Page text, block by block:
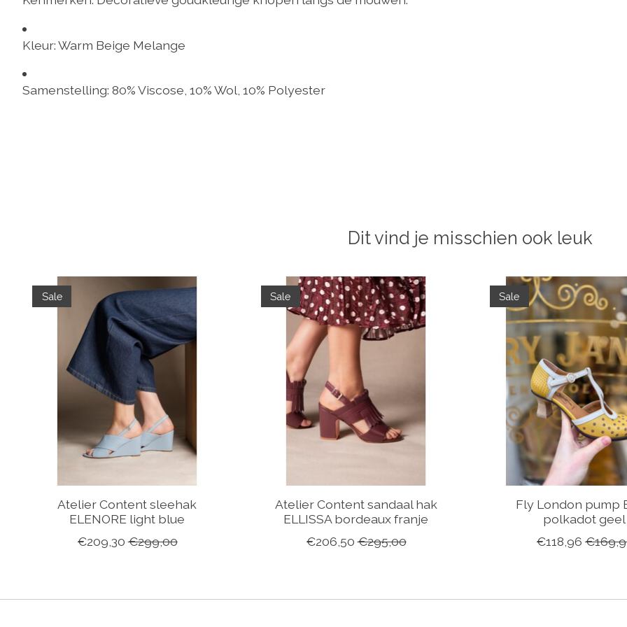
Kleur:Warm Beige Melange
Samenstelling: 80% Viscose, 10% Wol, 10% Polyester
Dit vind je misschien ook leuk
Items van productcarrousel
Sale
Atelier Content sleehak
ELENORE light blue
€209,30 €299,00
Sale
Atelier Content sandaal hak
ELLISSA bordeaux franje
€206,50 €295,00
Sale
Fly London pump
polkadot geel
€118,96